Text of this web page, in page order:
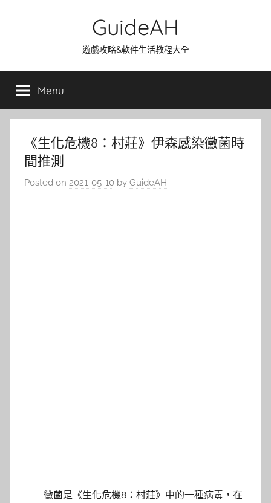
GuideAH
遊戲攻略&軟件生活教程大全
Menu
《生化危機8：村莊》伊森感染黴菌時
間推測
Posted on 2021-05-10 by GuideAH
黴菌是《生化危機8：村莊》中的一種病毒，在